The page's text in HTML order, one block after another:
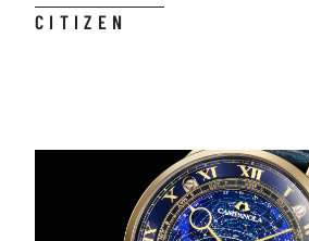
CITIZEN